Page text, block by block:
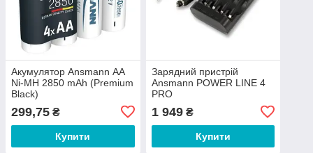
Акумулятор Ansmann АА
Ni-MH 2850 mAh (Premium
Black)
299,75 ₴
Купити
Зарядний пристрій
Ansmann POWER LINE 4
PRO
1 949₴
Купити